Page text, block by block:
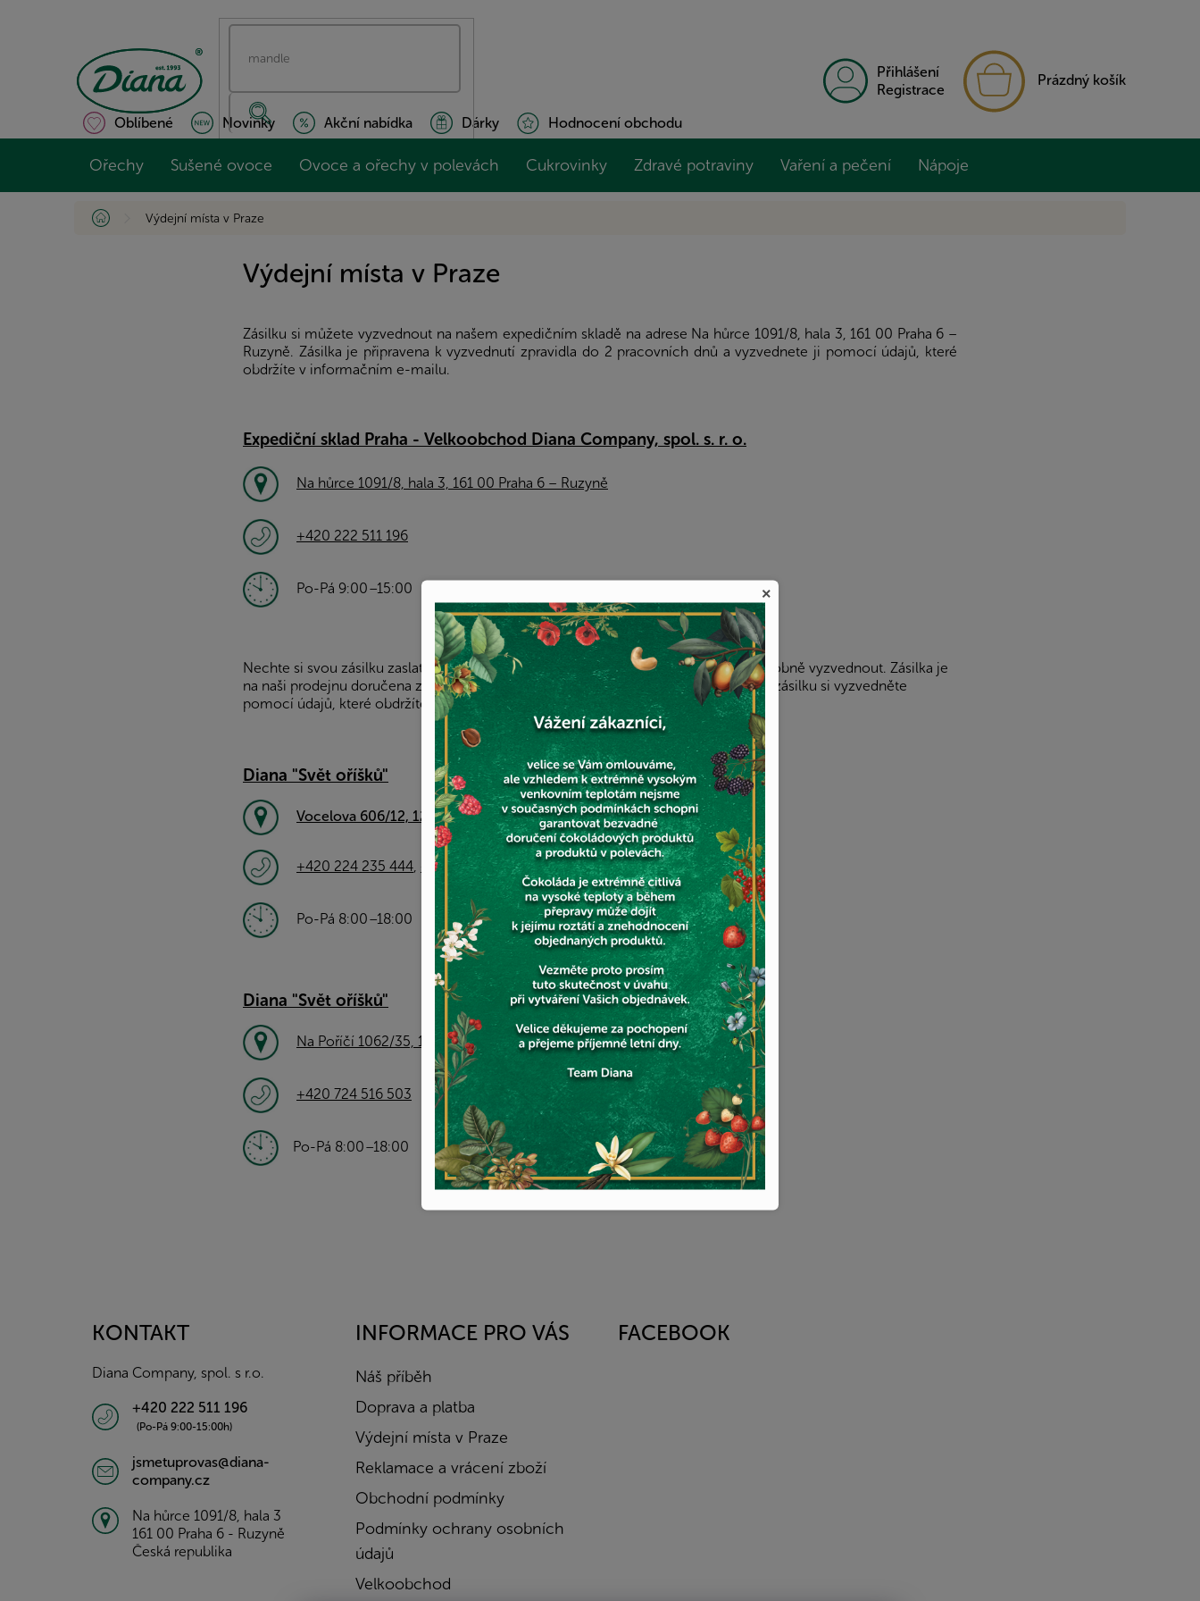
Přihlášení
Registrace
KOŠÍK
Prázdný košík
Oblíbené Novinky Akční nabídka Dárky Hodnocení obchodu
Ořechy Sušené ovoce Ovoce a ořechy v polevách Cukrovinky Zdravé potraviny Vaření a pečení Nápoje
Domů Výdejní místa v Praze
Výdejní místa v Praze
Zásilku si můžete vyzvednout na našem expedičním skladě na adrese Na hůrce 1091/8, hala 3, 161 00 Praha 6 –
Ruzyně. Zásilka je připravena k vyzvednutí zpravidla do 2 pracovních dnů a vyzvednete ji pomocí údajů, které
obdržíte v informačním e-mailu.
Expediční sklad Praha - Velkoobchod Diana Company, spol. s. r. o.
Na hůrce 1091/8, hala 3, 161 00 Praha 6 – Ruzyně
+420 222 511 196
Po-Pá 9:00–15:00
Nechte si svou zásilku zaslat na jednu z našich poboček v Praze, kde si ji můžete osobně vyzvednout. Zásilka je
na naši prodejnu doručena zpravidla do 3 pracovních dnů od objednání zboží. Svou zásilku si vyzvedněte
pomocí údajů, které obdržíte v informačním e-mailu.
Diana "Svět oříšků"
Vocelova 606/12, 120 00 Praha 2
+420 224 235 444, +420 724 516 505
Po-Pá 8:00–18:00
Diana "Svět oříšků"
Na Poříčí 1062/35, 110 00 Praha 1
+420 724 516 503
Po-Pá 8:00–18:00
KONTAKT
Diana Company, spol. s r.o.
+420 222 511 196
(Po-Pá 9:00-15:00h)
jsmetuprovas@diana-
company.cz
Na hůrce 1091/8, hala 3
161 00 Praha 6 - Ruzyně
Česká republika
INFORMACE PRO VÁS
Náš příběh
Doprava a platba
Výdejní místa v Praze
Reklamace a vrácení zboží
Obchodní podmínky
Podmínky ochrany osobních
údajů
Velkoobchod
FACEBOOK
×